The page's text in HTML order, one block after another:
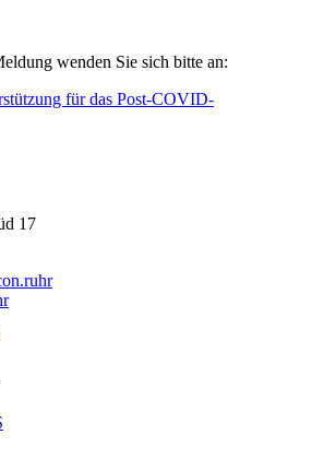
wenden Sie sich bitte an:
17